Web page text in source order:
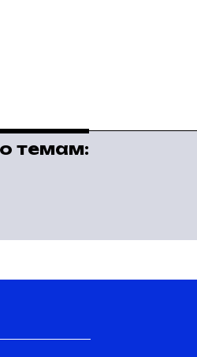
темам: